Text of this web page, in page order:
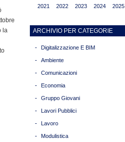
la
2021 2022 2023 2024 2025
ARCHIVIO PER CATEGORIE
- Digitalizzazione E BIM
- Ambiente
- Comunicazioni
- Economia
- Gruppo Giovani
- Lavori Pubblici
- Lavoro
- Modulistica